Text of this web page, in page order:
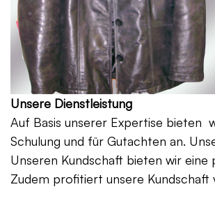
Unsere Dienstleistung
Auf Basis unserer Expertise bieten
Schulung und für Gutachten an.
Unseren Kundschaft bieten wir
Zudem profitiert unsere